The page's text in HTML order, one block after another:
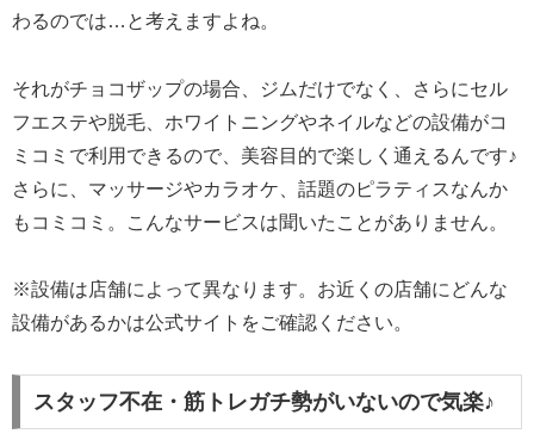
わるのでは…と考えますよね。
それがチョコザップの場合、ジムだけでなく、さらにセル
フエステや脱毛、ホワイトニングやネイルなどの設備がコ
ミコミで利用できるので、美容目的で楽しく通えるんです♪
さらに、マッサージやカラオケ、話題のピラティスなんか
もコミコミ。こんなサービスは聞いたことがありません。
※設備は店舗によって異なります。お近くの店舗にどんな
設備があるかは公式サイトをご確認ください。
スタッフ不在・筋トレガチ勢がいないので気楽♪